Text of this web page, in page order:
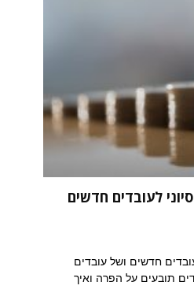
לעובדים חדשים
חדשים ושל עובדים
תובעים על הפרה ואיך